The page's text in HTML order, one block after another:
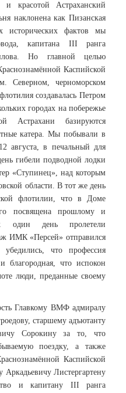
красотой Астраханский
наклонена как Пизанская
исторических фактов мы
капитана III ранга
Но главной целью
Каспийской
Северном, черноморском
создавалась Петром
городах на побережье
Астрахани базируются
катера. Мы побывали в
августа, в печальный для
гибели подводной лодки
«Ступинец», над которым
области. В тот же день
флотилии, что в Доме
посвящена прошлому и
один день пролетели
ИМК «Персей» отправился
что профессия
благородная, что испокон
люди, преданные своему
Главкому ВМФ адмиралу
старшему адъютанту
Сорокину за то, что
поездку, а также
Каспийской
Листергартену
и капитану III ранга